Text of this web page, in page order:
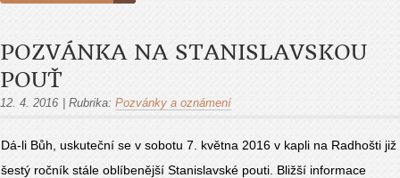
POZVÁNKA NA STANISLAVSKOU
POUŤ
12. 4. 2016 Rubrika: Pozvánky a oznámení
Dá-li Bůh, uskuteční se v sobotu 7. května 2016 v kapli na Radhošti již
šestý ročník stále oblíbenější Stanislavské pouti. Bližší informace